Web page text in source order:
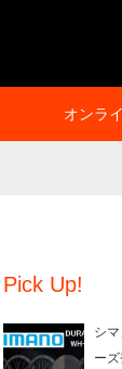
オンラ
Pick Up!
シ
ー